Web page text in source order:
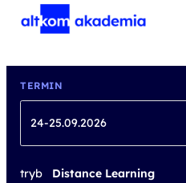
TERMIN
24-25.09.2026
tryb
Distance Learning